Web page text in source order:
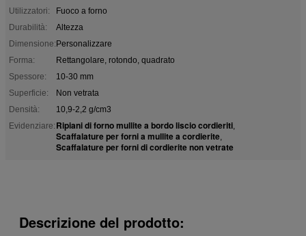
Utilizzatori:
Fuoco a forno
Durabilità:
Altezza
Dimensione:Personalizzare
Forma:
Rettangolare, rotondo, quadrato
Spessore:
10-30 mm
Superficie:
Non vetrata
Densità:
10,9-2,2 g/cm3
Evidenziare: Ripiani di forno mullite a bordo liscio cordieriti,
Scaffalature per forni a mullite a cordierite,
Scaffalature per forni di cordierite non vetrate
Descrizione del prodotto: